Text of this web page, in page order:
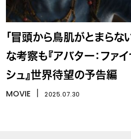
「冒頭から鳥肌がとまらな
な考察も『アバター：ファイ
シュ』世界待望の予告編
MOVIE 2025.07.30